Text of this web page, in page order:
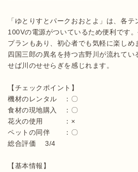
「ゆとりすとパークおおとよ」は、各テ
100Vの電源がついているため便利です
プランもあり、初心者でも気軽に楽しめ
四国三郎の異名を持つ吉野川が流れてい
せば川のせせらぎを感じれます。
【チェックポイント】
機材のレンタル　：〇
食材の現地購入　：〇
花火の使用　　　：×
ペットの同伴　　：〇
総合評価 　3/4
【基本情報】